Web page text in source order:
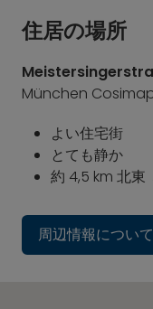
住居の場所
München
よい住宅街
とても静か
約 4,5 km 北東
周辺情報につい